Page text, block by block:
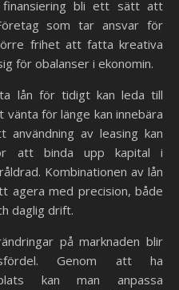
finansiering bli ett sätt att
som tar ansvar för
frihet att fatta kreativa
för obalanser i ekonomin.
lån för tidigt kan leda till
för länge kan innebära
av leasing kan
att binda upp kapital i
Kombinationen av lån
agera med precision, både
daglig drift.
på marknaden blir
Genom att ha
kan man anpassa